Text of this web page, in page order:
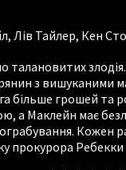
, Лів Тайлер, Кен
талановитих
з вишуканими
більше грошей та
а Маклейн має
Кожен
прокурора